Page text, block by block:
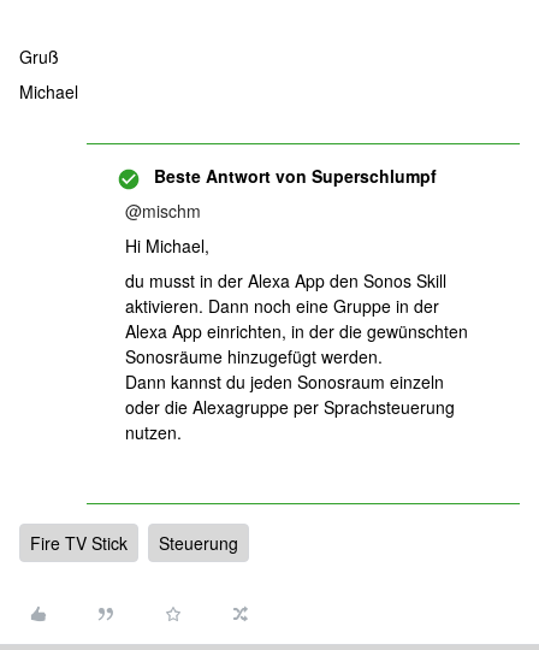
Gruß
Michael
Beste Antwort von Superschlumpf
@mischm
Hi Michael,
du musst in der Alexa App den Sonos Skill
aktivieren. Dann noch eine Gruppe in der
Alexa App einrichten, in der die gewünschten
Sonosräume hinzugefügt werden.
Dann kannst du jeden Sonosraum einzeln
oder die Alexagruppe per Sprachsteuerung
nutzen.
Fire TV Stick Steuerung